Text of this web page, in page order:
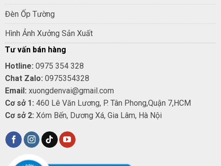
Đèn Ốp Tường
Hình Ảnh Xưởng Sản Xuất
Tư vấn bán hàng
Hotline: 0975 354 328
Chat Zalo: 0975354328
Email: xuongdenvai@gmail.com
Cơ sở 1: 460 Lê Văn Lương, P. Tân Phong,Quận 7,HCM
Cơ sở 2: Xóm Bến, Dương Xá, Gia Lâm, Hà Nội